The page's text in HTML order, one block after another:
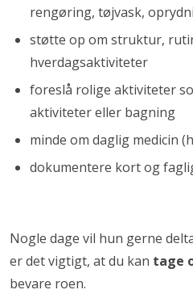
rengøring, tøjvask,
støtte op om struktur,
hverdagsaktiviteter
foreslå rolige aktiviteter
aktiviteter eller bagning
minde om daglig medicin
dokumentere kort og
Nogle dage vil hun gerne
er det vigtigt, at du kan tage
bevare roen.